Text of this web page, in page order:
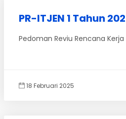
PR-ITJEN 1 Tahun
Pedoman Reviu Rencana
18 Februari 2025